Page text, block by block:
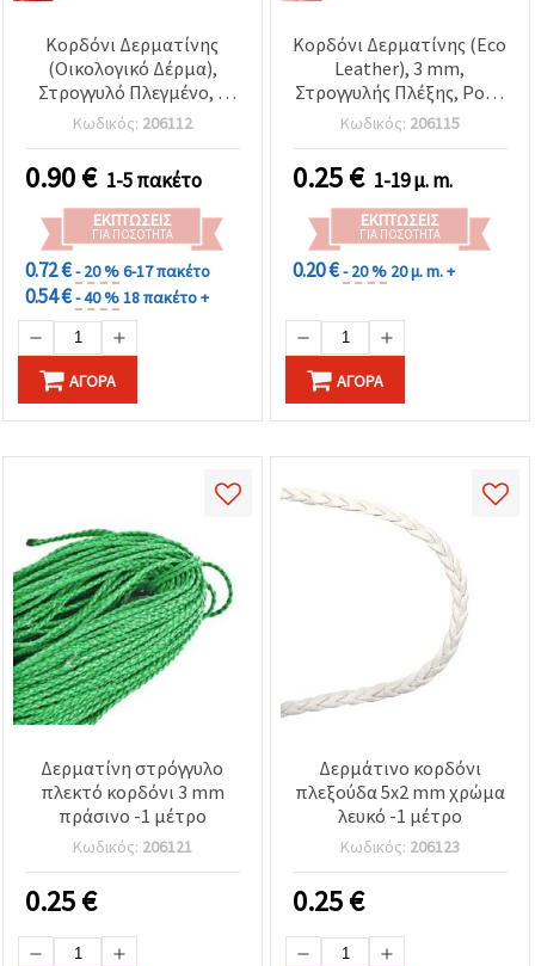
Κορδόνι Δερματίνης
(Οικολογικό Δέρμα),
Στρογγυλό Πλεγμένο, 3
mm, Κόκκινο - 5 μέτρα
Κωδικός: 206112
0.90€ 1-5 πακέτο
ΕΚΠΤΏΣΕΙΣ
ΓΙΑ ΠΟΣΌΤΗΤΑ
0.72 €- 20 %6-17 πακέτο
0.54 €- 40 %18 πακέτο +
ΑΓΟΡΆ
Κορδόνι Δερματίνης (Eco
Leather), 3 mm,
Στρογγυλής Πλέξης, Ροζ -
1 Μέτρο
Κωδικός: 206115
0.25€ 1-19 μ. m.
ΕΚΠΤΏΣΕΙΣ
ΓΙΑ ΠΟΣΌΤΗΤΑ
0.20 €- 20 % 20 μ. m. +
ΑΓΟΡΆ
Δερματίνη στρόγγυλο
πλεκτό κορδόνι 3 mm
πράσινο -1 μέτρο
Κωδικός: 206121
0.25€
Δερμάτινο κορδόνι
πλεξούδα 5x2 mm χρώμα
λευκό -1 μέτρο
Κωδικός: 206123
0.25€